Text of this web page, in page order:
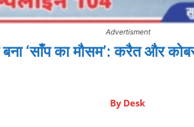
Advertisment
बना ‘साँप का मौसम’: करैत और
By Desk